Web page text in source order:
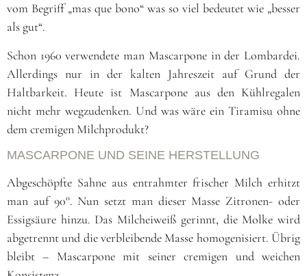
vom Begriff „mas que bono“ was so viel bedeutet wie „besser
als gut“.
Schon 1960 verwendete man Mascarpone in der Lombardei.
Allerdings nur in der kalten Jahreszeit auf Grund der
Haltbarkeit. Heute ist Mascarpone aus den Kühlregalen
nicht mehr wegzudenken. Und was wäre ein Tiramisu ohne
dem cremigen Milchprodukt?
MASCARPONE UND SEINE HERSTELLUNG
Abgeschöpfte Sahne aus entrahmter frischer Milch erhitzt
man auf 90°. Nun setzt man dieser Masse Zitronen- oder
Essigsäure hinzu. Das Milcheiweiß gerinnt, die Molke wird
abgetrennt und die verbleibende Masse homogenisiert. Übrig
bleibt – Mascarpone mit seiner cremigen und weichen